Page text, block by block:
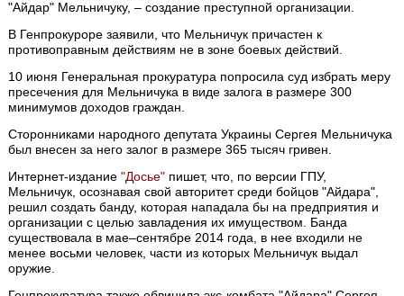
"Айдар" Мельничуку, – создание преступной организации.
В Генпрокуроре заявили, что Мельничук причастен к
противоправным действиям не в зоне боевых действий.
10 июня Генеральная прокуратура попросила суд избрать меру
пресечения для Мельничука в виде залога в размере 300
минимумов доходов граждан.
Сторонниками народного депутата Украины Сергея Мельничука
был внесен за него залог в размере 365 тысяч гривен.
Интернет-издание"Досье" пишет, что, по версии ГПУ,
Мельничук, осознавая свой авторитет среди бойцов "Айдара",
решил создать банду, которая нападала бы на предприятия и
организации с целью завладения их имуществом. Банда
существовала в мае–сентябре 2014 года, в нее входили не
менее восьми человек, части из которых Мельничук выдал
оружие.